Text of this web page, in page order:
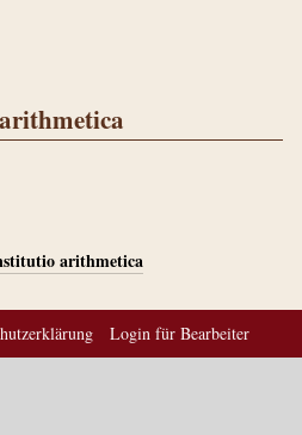
arithmetica
Login für Bearbeiter